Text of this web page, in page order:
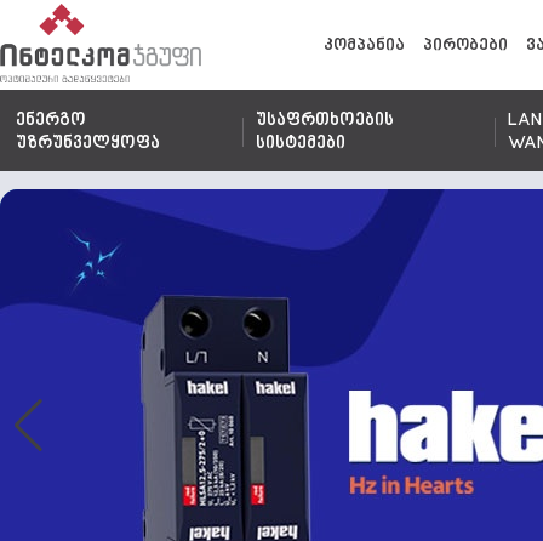
კომპანია პირობები
ენერგო
უზრუნველყოფა
უსაფრთხოების
სისტემები